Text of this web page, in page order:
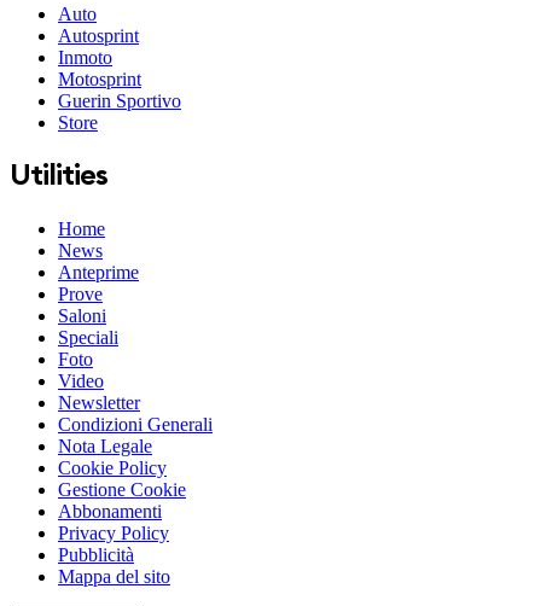
Auto
Autosprint
Inmoto
Motosprint
Guerin Sportivo
Store
Utilities
Home
News
Anteprime
Prove
Saloni
Speciali
Foto
Video
Newsletter
Condizioni Generali
Nota Legale
Cookie Policy
Gestione Cookie
Abbonamenti
Privacy Policy
Pubblicità
Mappa del sito